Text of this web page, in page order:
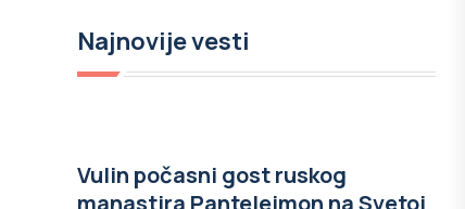
Najnovije vesti
Vulin počasni gost ruskog
manastira Pantelejmon na Svetoj